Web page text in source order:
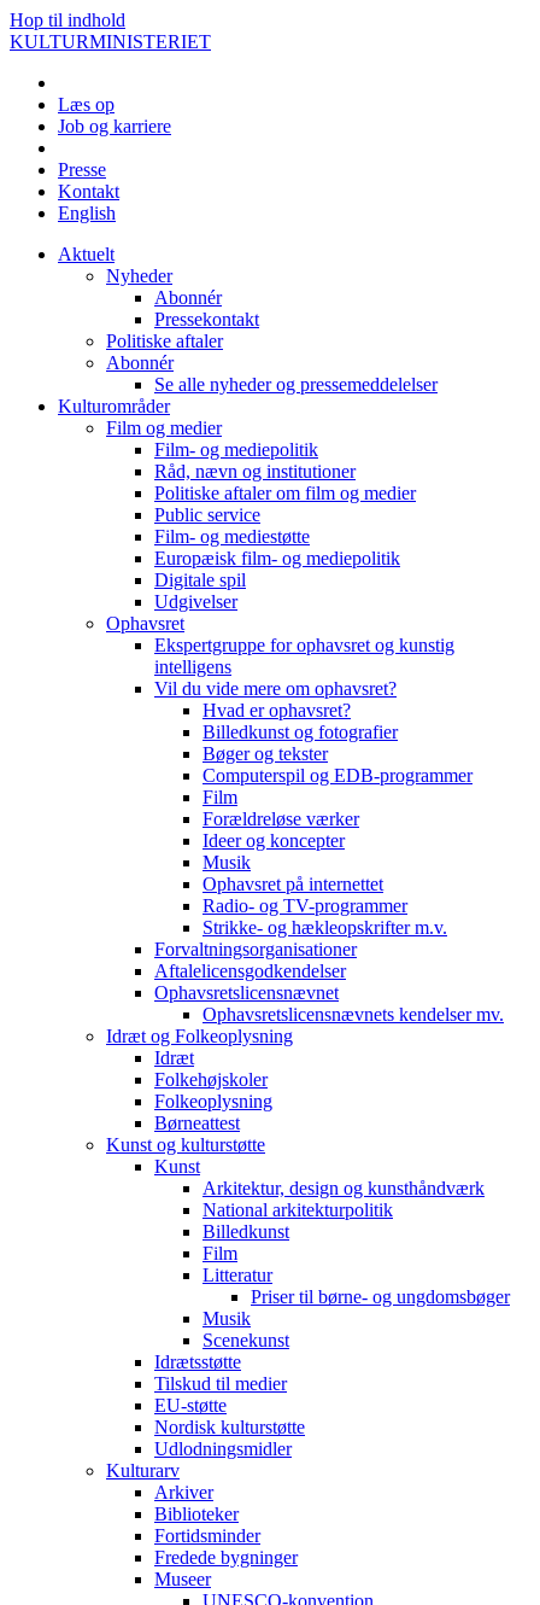
Hop til indhold
KULTURMINISTERIET
Læs op
Job og karriere
Presse
Kontakt
English
Aktuelt
Nyheder
Abonnér
Pressekontakt
Politiske aftaler
Abonnér
Se alle nyheder og pressemeddelelser
Kulturområder
Film og medier
Film- og mediepolitik
Råd, nævn og institutioner
Politiske aftaler om film og medier
Public service
Film- og mediestøtte
Europæisk film- og mediepolitik
Digitale spil
Udgivelser
Ophavsret
Ekspertgruppe for ophavsret og kunstig
intelligens
Vil du vide mere om ophavsret?
Hvad er ophavsret?
Billedkunst og fotografier
Bøger og tekster
Computerspil og EDB-programmer
Film
Forældreløse værker
Ideer og koncepter
Musik
Ophavsret på internettet
Radio- og TV-programmer
Strikke- og hækleopskrifter m.v.
Forvaltningsorganisationer
Aftalelicensgodkendelser
Ophavsretslicensnævnet
Ophavsretslicensnævnets kendelser mv.
Idræt og Folkeoplysning
Idræt
Folkehøjskoler
Folkeoplysning
Børneattest
Kunst og kulturstøtte
Kunst
Arkitektur, design og kunsthåndværk
National arkitekturpolitik
Billedkunst
Film
Litteratur
Priser til børne- og ungdomsbøger
Musik
Scenekunst
Idrætsstøtte
Tilskud til medier
EU-støtte
Nordisk kulturstøtte
Udlodningsmidler
Kulturarv
Arkiver
Biblioteker
Fortidsminder
Fredede bygninger
Museer
UNESCO-konvention